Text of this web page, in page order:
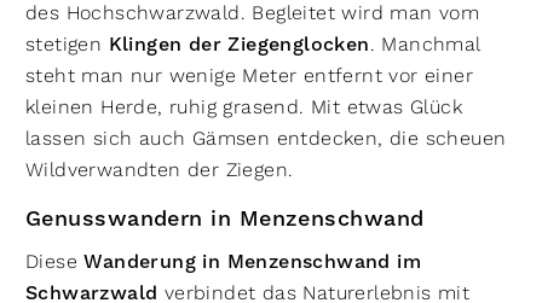
des Hochschwarzwald. Begleitet wird man vom
stetigen Klingen der Ziegenglocken. Manchmal
steht man nur wenige Meter entfernt vor einer
kleinen Herde, ruhig grasend. Mit etwas Glück
lassen sich auch Gämsen entdecken, die scheuen
Wildverwandten der Ziegen.
Genusswandern in Menzenschwand
DieseWanderung in Menzenschwand im
Schwarzwald verbindet das Naturerlebnis mit